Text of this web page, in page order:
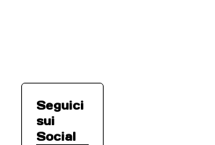
Seguici
sui
Social